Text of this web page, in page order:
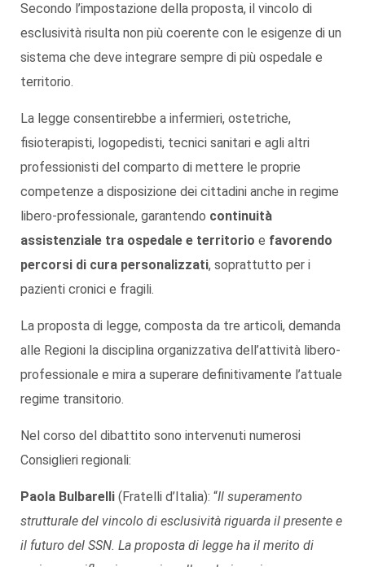
Secondo l’impostazione della proposta, il vincolo di
esclusività risulta non più coerente con le esigenze di un
sistema che deve integrare sempre di più ospedale e
territorio.
La legge consentirebbe a infermieri, ostetriche,
fisioterapisti, logopedisti, tecnici sanitari e agli altri
professionisti del comparto di mettere le proprie
competenze a disposizione dei cittadini anche in regime
libero-professionale, garantendo continuità
assistenziale tra ospedale e territorio e favorendo
percorsi di cura personalizzati, soprattutto per i
pazienti cronici e fragili.
La proposta di legge, composta da tre articoli, demanda
alle Regioni la disciplina organizzativa dell’attività libero-
professionale e mira a superare definitivamente l’attuale
regime transitorio.
Nel corso del dibattito sono intervenuti numerosi
Consiglieri regionali:
Paola Bulbarelli (Fratelli d’Italia): “Il superamento
strutturale del vincolo di esclusività riguarda il presente e
il futuro del SSN. La proposta di legge ha il merito di